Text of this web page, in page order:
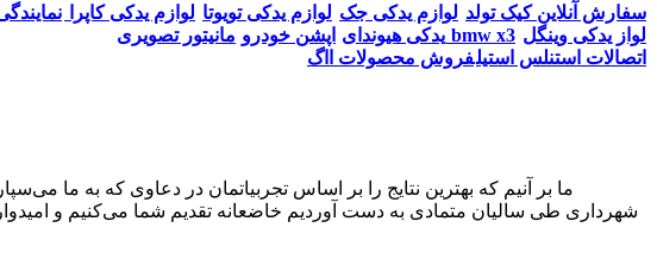
سفارش آنلاین کیک تولد لوازم یدکی جک لوازم یدکی تویوتا لوازم یدکی کاپرا
یدکی هیوندای اپشن خودرو مانیتور تصویری bmw x3 لواز یدکی وینگل
اتصالات استنلس استیلفروش محصولات ااگ
شهرداری طی سالیان متمادی به دست آوردیم خاضعانه تقدیم شما می‌کنیم و